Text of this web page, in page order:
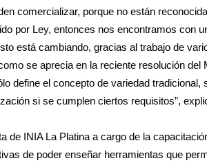
comercializar, porque no están
por Ley, entonces nos encontramos con
está cambiando, gracias al trabajo de
se aprecia en la reciente resolución del
define el concepto de variedad tradicional,
si se cumplen ciertos requisitos”,
de INIA La Platina a cargo de la
de poder enseñar herramientas que